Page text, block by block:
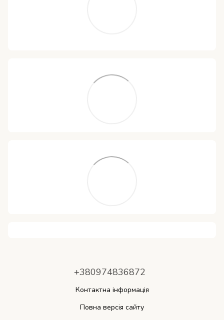
+380974836872
Контактна інформація
Повна версія сайту